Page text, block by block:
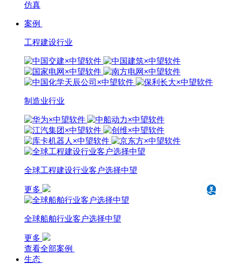
仿真
案例
工程建设行业
制造业行业
全球工程建设行业客户选择中望
更多
全球船舶行业客户选择中望
更多
查看全部案例
生态